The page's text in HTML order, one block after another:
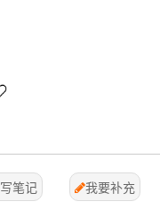
写笔记 我要补充